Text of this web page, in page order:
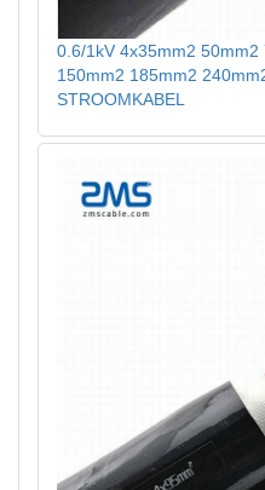
0.6/1kV 4x35mm2
150mm2 185mm2
STROOMKABEL